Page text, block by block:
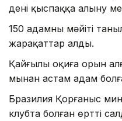
дені қыспаққа алыну
150 адамның мәйіті
жарақаттар алды.
Қайғылы оқиға орын
мыңнан астам адам
Бразилия Қорғаныс
клубта болған өрттің